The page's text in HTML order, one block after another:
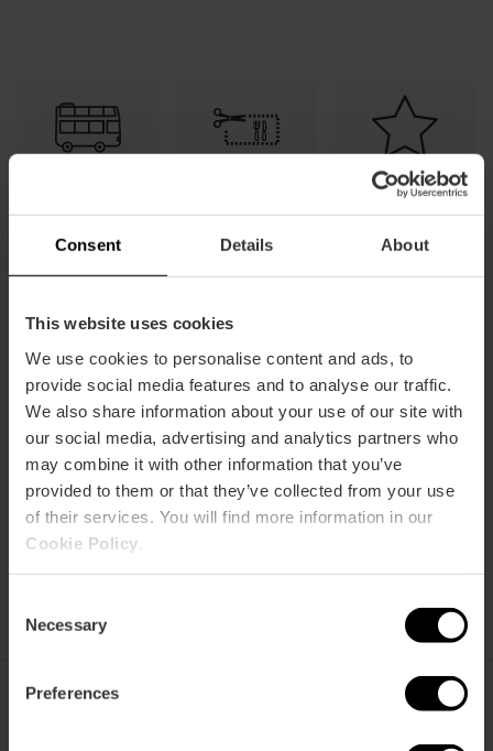
Consent Details About
This website uses cookies
We use cookies to personalise content and ads, to
provide social media features and to analyse our traffic.
We also share information about your use of our site with
our social media, advertising and analytics partners who
may combine it with other information that you’ve
provided to them or that they’ve collected from your use
of their services. You will find more information in our
Cookie Policy
Selection
Necessary
Preferences
Ermäßigungen
Häufig
gestellte
Fragen
Wie man
spart
Wie man sie
benutzt
VTC kaufen